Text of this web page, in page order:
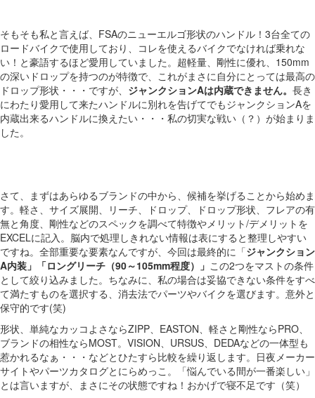
そもそも私と言えば、FSAのニューエルゴ形状のハンドル！3台全ての
ロードバイクで使用しており、コレを使えるバイクでなければ乗れな
い！と豪語するほど愛用していました。超軽量、剛性に優れ、150mm
の深いドロップを持つのが特徴で、これがまさに自分にとっては最高の
ドロップ形状・・・ですが、 ジャンクションAは内蔵できません。 長き
にわたり愛用して来たハンドルに別れを告げてでもジャンクションAを
内蔵出来るハンドルに換えたい・・・私の切実な戦い（？）が始まりま
した。
さて、まずはあらゆるブランドの中から、候補を挙げることから始めま
す。軽さ、サイズ展開、リーチ、ドロップ、ドロップ形状、フレアの有
無と角度、剛性などのスペックを調べて特徴やメリット/デメリットを
EXCELに記入。脳内で処理しきれない情報は表にすると整理しやすい
ですね。全部重要な要素なんですが、今回は最終的に「ジャンクション
A内装」「ロングリーチ（90～105mm程度）」 この2つをマストの条件
として絞り込みました。ちなみに、私の場合は妥協できない条件をすべ
て満たすものを選択する、消去法でパーツやバイクを選びます。意外と
保守的です(笑)
形状、単純なカッコよさならZIPP、EASTON、軽さと剛性ならPRO、
ブランドの相性ならMOST。VISION、URSUS、DEDAなどの一体型も
惹かれるなぁ・・・などとひたすら比較を繰り返します。日夜メーカー
サイトやパーツカタログとにらめっこ。「悩んでいる間が一番楽しい」
とは言いますが、まさにその状態ですね！おかげで寝不足です（笑）